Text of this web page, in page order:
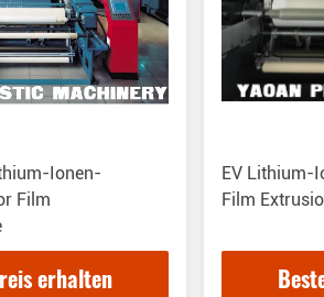
Ionen-
Film
erhalten
EV Lithium-
Film